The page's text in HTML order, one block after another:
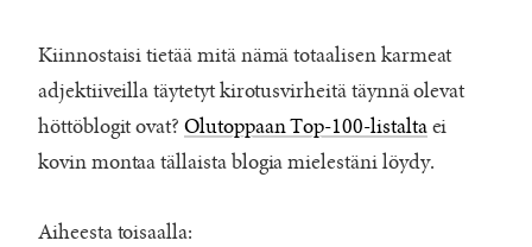
Kiinnostaisi tietää mitä nämä totaalisen karmeat
adjektiiveilla täytetyt kirotusvirheitä täynnä olevat
höttöblogit ovat?Olutoppaan Top-100-listaltaei
kovin montaa tällaista blogia mielestäni löydy.
Aiheesta toisaalla: